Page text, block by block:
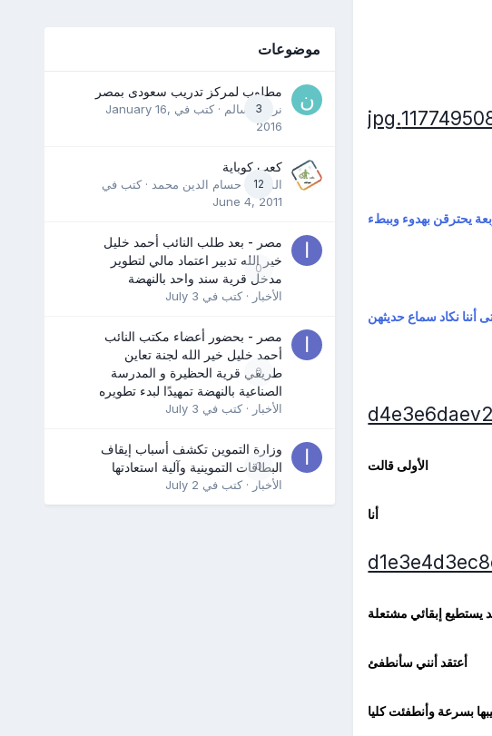
يحترقن بهدوء وببطء
نكاد سماع حديثهن
الأولى قالت
أنا
يستطيع إبقائي مشتعلة
أعتقد أنني سأنطفئ
بسرعة وأنطفئت كليا
موضوعات
3
مطلوب لمركز تدريب سعودى بمصر
نرمين سالم · كتب في January 16,
2016
12
كعب كوباية
المدرب حسام الدين محمد · كتب في
June 4, 2011
0
مصر - بعد طلب النائب أحمد خليل
خير الله تدبير اعتماد مالي لتطوير
مدخل قرية سند واحد بالنهضة
الأخبار · كتب في July 3
0
مصر - بحضور أعضاء مكتب النائب
أحمد خليل خير الله لجنة تعاين
طريقي قرية الحظيرة و المدرسة
الصناعية بالنهضة تمهيدًا لبدء تطويره
الأخبار · كتب في July 3
0
وزارة التموين تكشف أسباب إيقاف
البطاقات التموينية وآلية استعادتها
الأخبار · كتب في July 2